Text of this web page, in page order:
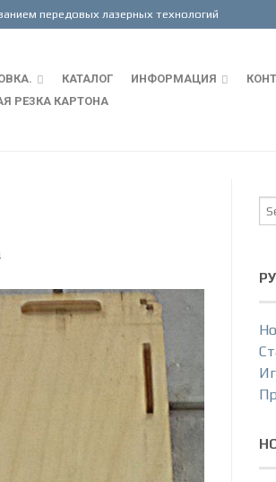
КАТАЛОГ ИНФОРМАЦИЯ
РЕЗКА КАРТОНА